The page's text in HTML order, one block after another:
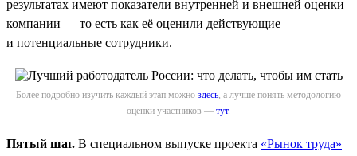
результатах имеют показатели внутренней и внешней оценки
компании — то есть как её оценили действующие
и потенциальные сотрудники.
Более подробно изучить каждый этап можно здесь, а лучше понять методологию
оценки участников — тут.
Пятый шаг. В специальном выпуске проекта «Рынок труда»